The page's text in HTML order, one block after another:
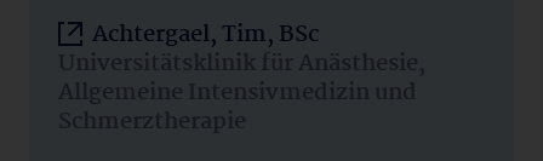
Achtergael, Tim, BSc
Universitätsklinik für Anästhesie,
Allgemeine Intensivmedizin und
Schmerztherapie